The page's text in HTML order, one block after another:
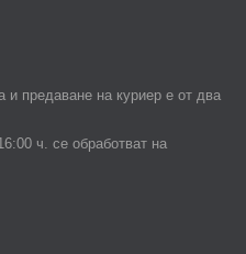
и предаване на куриер е от два
ч. се обработват на